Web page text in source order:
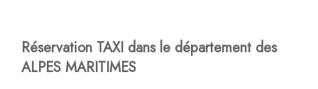
Réservation TAXI dans le département des
ALPES MARITIMES